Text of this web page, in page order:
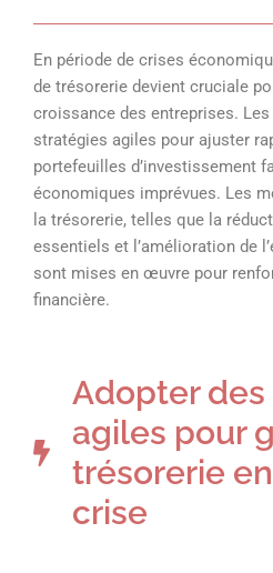
En période de crises
de trésorerie devient cruciale
croissance des entreprises.
stratégies agiles pour ajuster
portefeuilles d’investissement
économiques imprévues. Les
la trésorerie, telles que la
essentiels et l’amélioration de
sont mises en œuvre pour
financière.
Adopter
agiles pour
trésorerie
crise